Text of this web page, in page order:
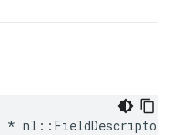
* nl :: FieldDescriptor